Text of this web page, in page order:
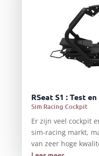
RSeat S1 : Test
Sim Racing Cockpit
Er zijn veel cockpit
sim-racing markt,
van zeer hoge